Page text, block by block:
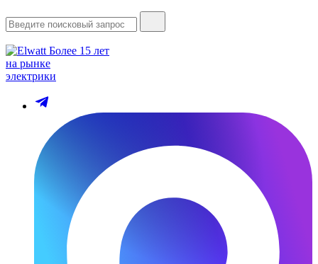
Более 15 лет
на рынке
электрики